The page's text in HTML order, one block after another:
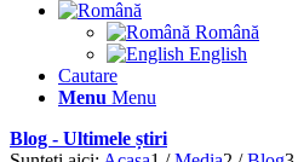
Română
English
Cautare
Menu Menu
Blog - Ultimele știri